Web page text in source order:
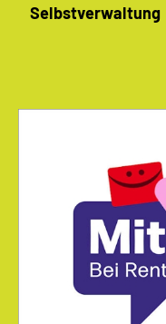
Selbstverwaltung